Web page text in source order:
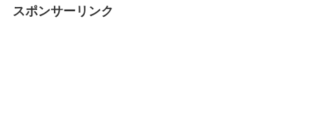
スポンサーリンク